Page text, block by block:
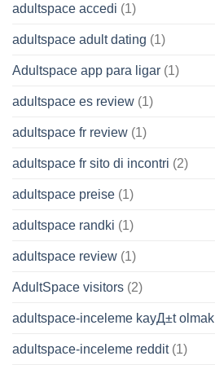
adultspace accedi (1)
adultspace adult dating (1)
Adultspace app para ligar (1)
adultspace es review (1)
adultspace fr review (1)
adultspace fr sito di incontri (2)
adultspace preise (1)
adultspace randki (1)
adultspace review (1)
AdultSpace visitors (2)
adultspace-inceleme kayД±t olmak
adultspace-inceleme reddit(1)